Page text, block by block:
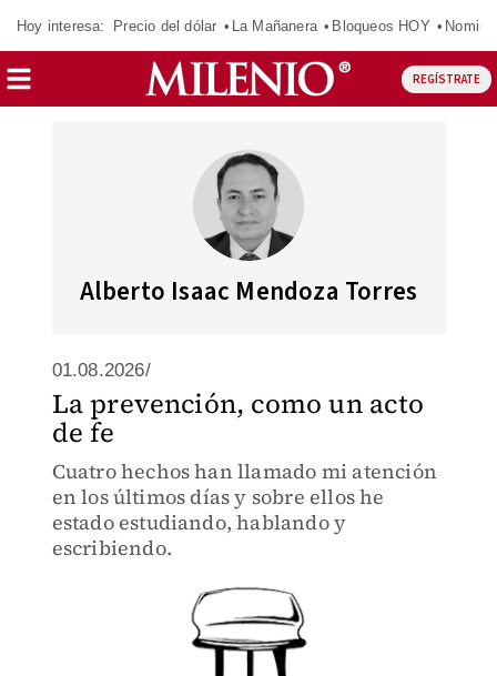
Hoy interesa: Precio del dólar La Mañanera Bloqueos HOY
REGÍSTRATE
Alberto Isaac Mendoza Torres
01.08.2026/
La prevención, como un acto
de fe
Cuatro hechos han llamado mi atención
en los últimos días y sobre ellos he
estado estudiando, hablando y
escribiendo.